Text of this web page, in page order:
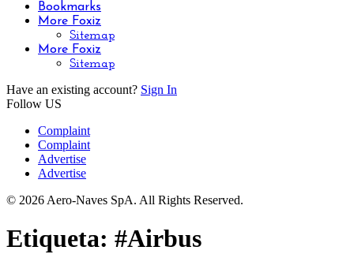
Bookmarks
More Foxiz
Sitemap
More Foxiz
Sitemap
Have an existing account? Sign In
Follow US
Complaint
Complaint
Advertise
Advertise
© 2026 Aero-Naves SpA. All Rights Reserved.
Etiqueta: #Airbus